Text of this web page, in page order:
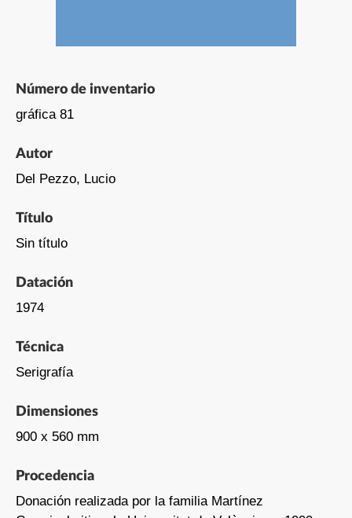
Número de inventario
gráfica 81
Autor
Del Pezzo, Lucio
Título
Sin título
Datación
1974
Técnica
Serigrafía
Dimensiones
900 x 560 mm
Procedencia
Donación realizada por la familia Martínez